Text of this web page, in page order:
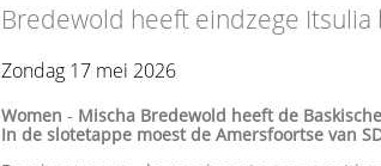
Bredewold heeft eindzege Itsulia
Zondag 17 mei 2026
Women - Mischa Bredewold heeft de
In de slotetappe moest de Amersfoortse van